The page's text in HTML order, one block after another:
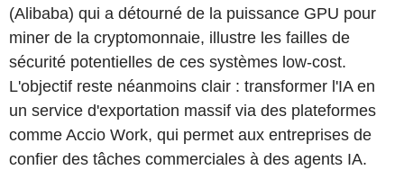
(Alibaba) qui a détourné de la puissance GPU pour
miner de la cryptomonnaie, illustre les failles de
sécurité potentielles de ces systèmes low-cost.
L'objectif reste néanmoins clair : transformer l'IA en
un service d'exportation massif via des plateformes
comme Accio Work, qui permet aux entreprises de
confier des tâches commerciales à des agents IA.